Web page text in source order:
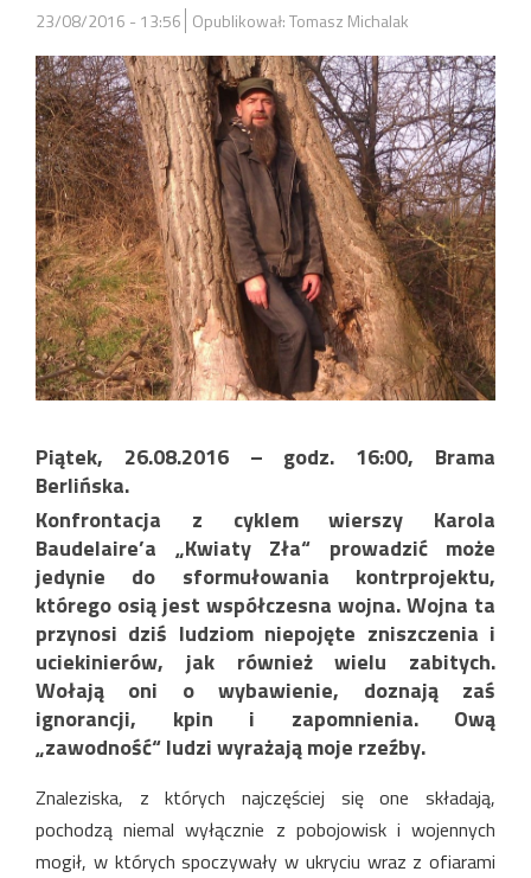
23/08/2016 - 13:56 Opublikował: Tomasz Michalak
Piątek, 26.08.2016 – godz. 16:00, Brama
Berlińska.
Konfrontacja z cyklem wierszy Karola
Baudelaire’a „Kwiaty Zła“ prowadzić może
jedynie do sformułowania kontrprojektu,
którego osią jest współczesna wojna. Wojna ta
przynosi dziś ludziom niepojęte zniszczenia i
uciekinierów, jak również wielu zabitych.
Wołają oni o wybawienie, doznają zaś
ignorancji, kpin i zapomnienia. Ową
„zawodność“ ludzi wyrażają moje rzeźby.
Znaleziska, z których najczęściej się one składają,
pochodzą niemal wyłącznie z pobojowisk i wojennych
mogił, w których spoczywały w ukryciu wraz z ofiarami